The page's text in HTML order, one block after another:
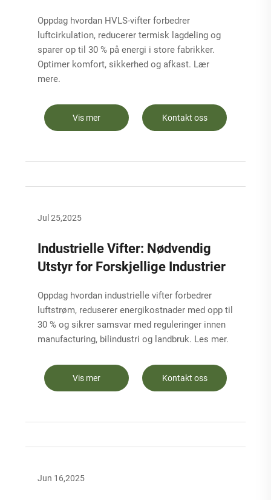
Oppdag hvordan HVLS-vifter forbedrer
luftcirkulation, reducerer termisk lagdeling og
sparer op til 30 % på energi i store fabrikker.
Optimer komfort, sikkerhed og afkast. Lær
mere.
Vis mer Kontakt oss
Jul 25,2025
Industrielle Vifter: Nødvendig
Utstyr for Forskjellige Industrier
Oppdag hvordan industrielle vifter forbedrer
luftstrøm, reduserer energikostnader med opp til
30 % og sikrer samsvar med reguleringer innen
manufacturing, bilindustri og landbruk. Les mer.
Vis mer Kontakt oss
Jun 16,2025